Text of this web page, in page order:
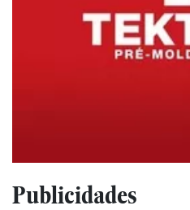
Publicidades